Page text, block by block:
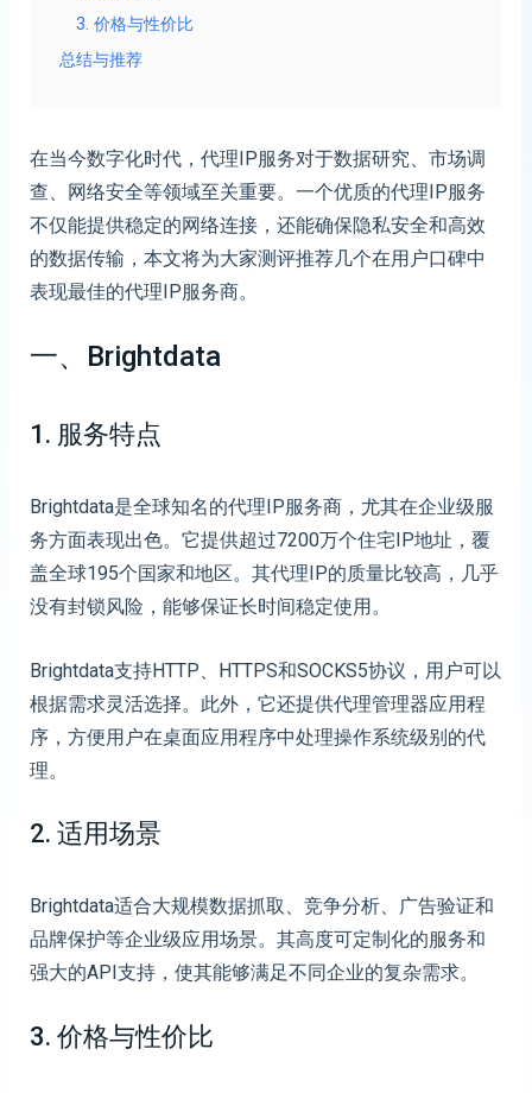
3. 价格与性价比
总结与推荐
在当今数字化时代，代理IP服务对于数据研究、市场调
查、网络安全等领域至关重要。一个优质的代理IP服务
不仅能提供稳定的网络连接，还能确保隐私安全和高效
的数据传输，本文将为大家测评推荐几个在用户口碑中
表现最佳的代理IP服务商。
一、Brightdata
1. 服务特点
Brightdata是全球知名的代理IP服务商，尤其在企业级服
务方面表现出色。它提供超过7200万个住宅IP地址，覆
盖全球195个国家和地区。其代理IP的质量比较高，几乎
没有封锁风险，能够保证长时间稳定使用。
Brightdata支持HTTP、HTTPS和SOCKS5协议，用户可以
根据需求灵活选择。此外，它还提供代理管理器应用程
序，方便用户在桌面应用程序中处理操作系统级别的代
理。
2. 适用场景
Brightdata适合大规模数据抓取、竞争分析、广告验证和
品牌保护等企业级应用场景。其高度可定制化的服务和
强大的API支持，使其能够满足不同企业的复杂需求。
3. 价格与性价比